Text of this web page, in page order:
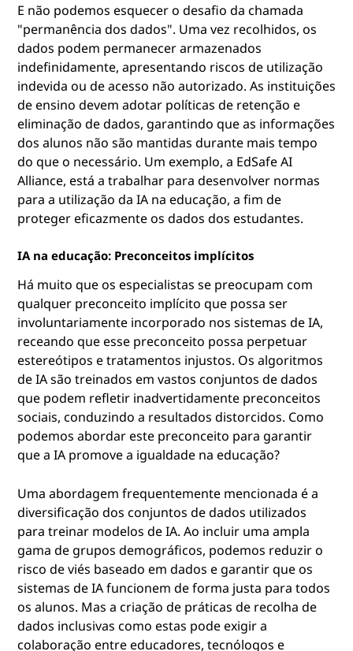
E não podemos esquecer o desafio da chamada
"permanência dos dados". Uma vez recolhidos, os
dados podem permanecer armazenados
indefinidamente, apresentando riscos de utilização
indevida ou de acesso não autorizado. As instituições
de ensino devem adotar políticas de retenção e
eliminação de dados, garantindo que as informações
dos alunos não são mantidas durante mais tempo
do que o necessário. Um exemplo, a EdSafe AI
Alliance, está a trabalhar para desenvolver normas
para a utilização da IA na educação, a fim de
proteger eficazmente os dados dos estudantes.
IA na educação: Preconceitos implícitos
Há muito que os especialistas se preocupam com
qualquer preconceito implícito que possa ser
involuntariamente incorporado nos sistemas de IA,
receando que esse preconceito possa perpetuar
estereótipos e tratamentos injustos. Os algoritmos
de IA são treinados em vastos conjuntos de dados
que podem refletir inadvertidamente preconceitos
sociais, conduzindo a resultados distorcidos. Como
podemos abordar este preconceito para garantir
que a IA promove a igualdade na educação?
Uma abordagem frequentemente mencionada é a
diversificação dos conjuntos de dados utilizados
para treinar modelos de IA. Ao incluir uma ampla
gama de grupos demográficos, podemos reduzir o
risco de viés baseado em dados e garantir que os
sistemas de IA funcionem de forma justa para todos
os alunos. Mas a criação de práticas de recolha de
dados inclusivas como estas pode exigir a
colaboração entre educadores, tecnólogos e